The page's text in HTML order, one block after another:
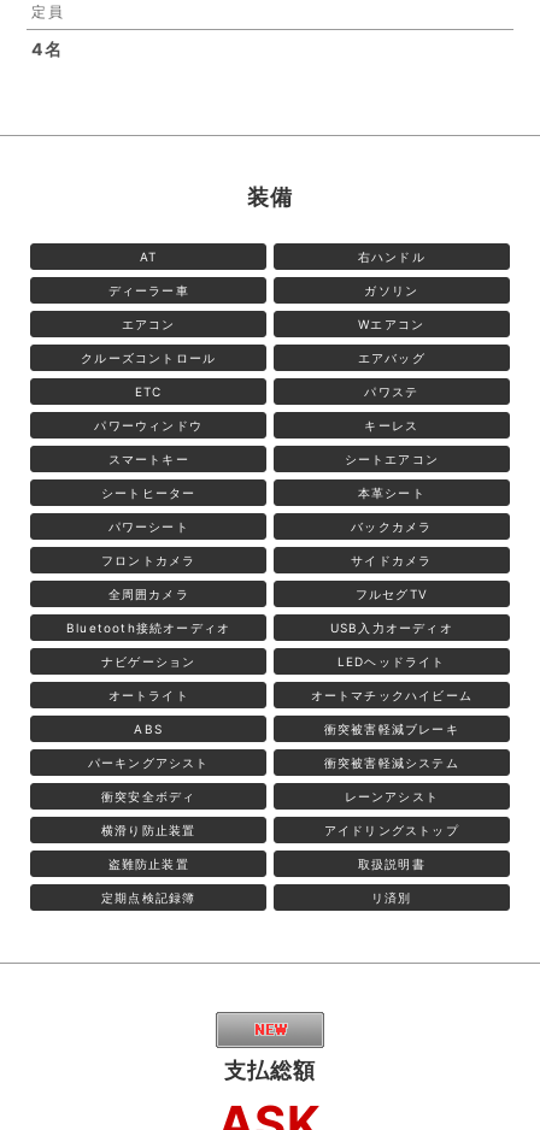
定員
4名
装備
AT 右ハンドル
ディーラー車 ガソリン
エアコン Wエアコン
クルーズコントロール エアバッグ
ETC パワステ
パワーウィンドウ キーレス
スマートキー シートエアコン
シートヒーター 本革シート
パワーシート バックカメラ
フロントカメラ サイドカメラ
全周囲カメラ フルセグTV
Bluetooth接続オーディオ USB入力オーディオ
ナビゲーション LEDヘッドライト
オートライト オートマチックハイビーム
ABS 衝突被害軽減ブレーキ
パーキングアシスト 衝突被害軽減システム
衝突安全ボディ レーンアシスト
横滑り防止装置 アイドリングストップ
盗難防止装置 取扱説明書
定期点検記録簿 リ済別
支払総額